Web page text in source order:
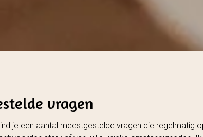
vragen
je een aantal meestgestelde vragen die regelmatig